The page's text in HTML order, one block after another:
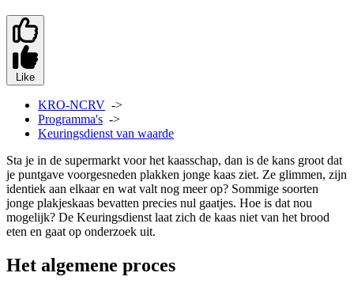
Like
KRO-NCRV ->
Programma's ->
Keuringsdienst van waarde
Sta je in de supermarkt voor het kaasschap, dan is de kans groot dat
je puntgave voorgesneden plakken jonge kaas ziet. Ze glimmen, zijn
identiek aan elkaar en wat valt nog meer op? Sommige soorten
jonge plakjeskaas bevatten precies nul gaatjes. Hoe is dat nou
mogelijk? De Keuringsdienst laat zich de kaas niet van het brood
eten en gaat op onderzoek uit.
Het algemene proces